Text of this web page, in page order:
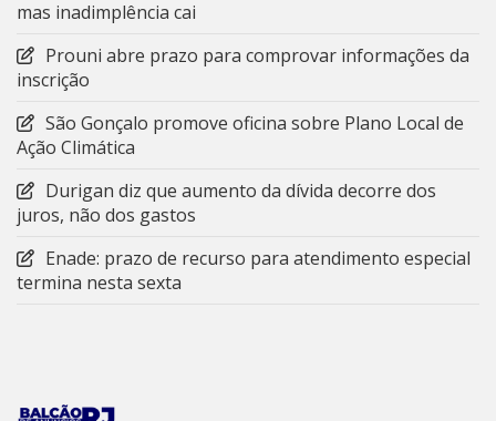
mas inadimplência cai
Prouni abre prazo para comprovar informações da
inscrição
São Gonçalo promove oficina sobre Plano Local de
Ação Climática
Durigan diz que aumento da dívida decorre dos
juros, não dos gastos
Enade: prazo de recurso para atendimento especial
termina nesta sexta